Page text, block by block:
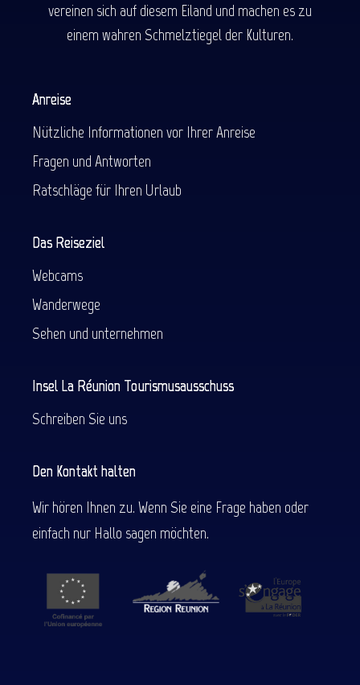
vereinen sich auf diesem Eiland und machen es zu
einem wahren Schmelztiegel der Kulturen.
Anreise
Nützliche Informationen vor Ihrer Anreise
Fragen und Antworten
Ratschläge für Ihren Urlaub
Das Reiseziel
Webcams
Wanderwege
Sehen und unternehmen
Insel La Réunion Tourismusausschuss
Schreiben Sie uns
Den Kontakt halten
Wir hören Ihnen zu. Wenn Sie eine Frage haben oder
einfach nur Hallo sagen möchten.